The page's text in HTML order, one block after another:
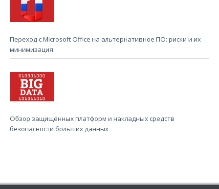
Переход с Microsoft Office на альтернативное ПО: риски и их
минимизация
Обзор защищённых платформ и накладных средств
безопасности больших данных